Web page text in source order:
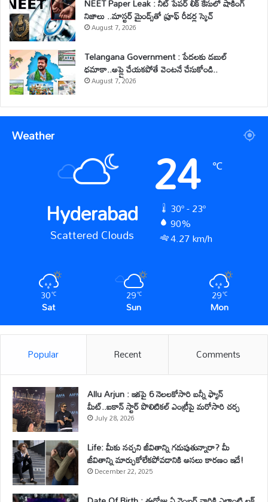
NEET Paper Leak : నీట్ పేపర్ లీక్ కేసులో షాకింగ్
నిజాలు ..మాస్టర్ మైండ్స్‌తో ప్రూఫ్ రీడర్ల స్కెచ్
August 7, 2026
Telangana Government : పేదలకు డబుల్
ధమాకా..అప్లై చేయకపోతే వెంటనే చేసుకోండి..
August 7, 2026
Weather
Hyderabad
Scattered Clouds
24 ℃
30º - 23º
90%
4.27 km/h
30℃
Sat
29℃
Sun
29℃
Mon
Popular Recent Comments
Allu Arjun : ఇకపై 6 నెలలకోసారి బన్నీ ఫ్యాన్
మీట్..ఐకాన్ స్టార్ పొలిటికల్ ఎంట్రీపై మరోసారి చర్చ
July 28, 2026
Life: మీకు నచ్చని జీవితాన్ని గడుపుతున్నారా? మీ
జీవితాన్ని మార్చుకోలేకపోవడానికి అసలు కారణం ఇదే!
December 22, 2025